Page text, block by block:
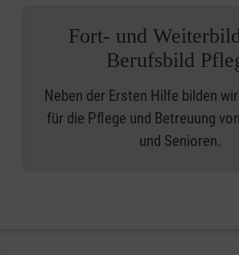
Fort- und
Berufsbild
Neben der Ersten Hilfe bilden
für die Pflege und Betreuung
und Senioren.